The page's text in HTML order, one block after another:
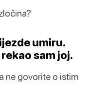
umiru.
sam joj.
ne govorite o istim